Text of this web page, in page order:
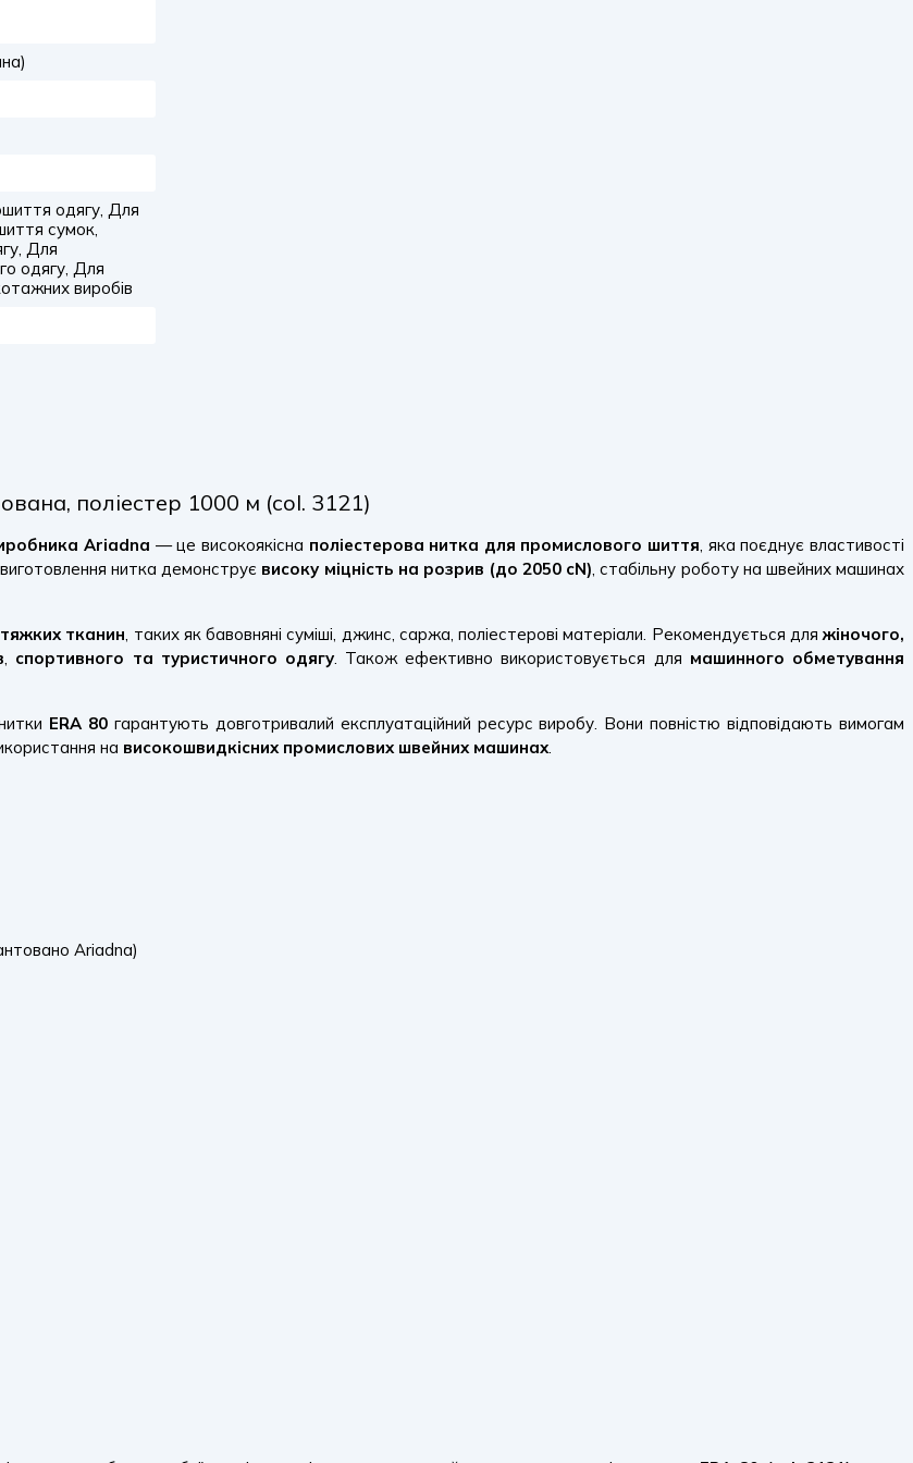
одягу, Для
сумок,
Для
одягу, Для
виробів
поліестер 1000 м (col. 3121)
Ariadna — це високоякісна поліестерова нитка для промислового шиття, яка поєднує властивості
нитка демонструє високу міцність на розрив (до 2050 cN), стабільну роботу на швейних машинах
тканин, таких як бавовняні суміші, джинс, саржа, поліестерові матеріали. Рекомендується дляжіночого,
, спортивного та туристичного одягу. Також ефективно використовується для машинного обметування
ERA 80гарантують довготривалий експлуатаційний ресурс виробу. Вони повністю відповідають вимогам
на високошвидкісних промислових швейних машинах.
Ariadna)